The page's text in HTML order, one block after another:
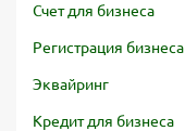
Счет для бизнеса
Регистрация бизнеса
Эквайринг
Кредит для бизнеса